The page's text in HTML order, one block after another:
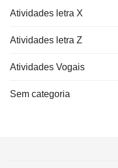
Atividades letra X
Atividades letra Z
Atividades Vogais
Sem categoria